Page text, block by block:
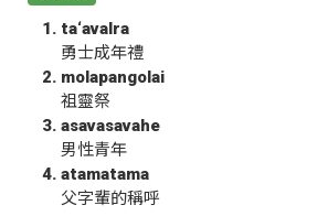
ta‘avalra
勇士成年禮
molapangolai
祖靈祭
asavasavahe
男性青年
atamatama
父字輩的稱呼